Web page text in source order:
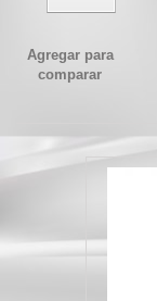
Agregar para
comparar